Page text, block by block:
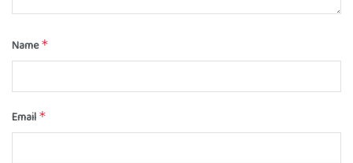
Name*
Email *